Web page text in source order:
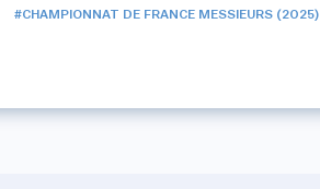
#CHAMPIONNAT DE FRANCE MESSIEURS (2025)